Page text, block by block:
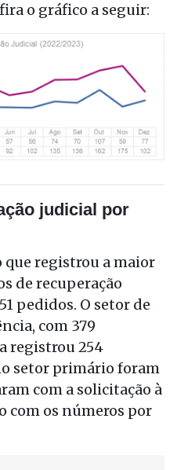
o gráfico a seguir:
judicial por
que registrou a maior
de recuperação
pedidos. O setor de
com 379
registrou 254
setor primário foram
com a solicitação à
com os números por